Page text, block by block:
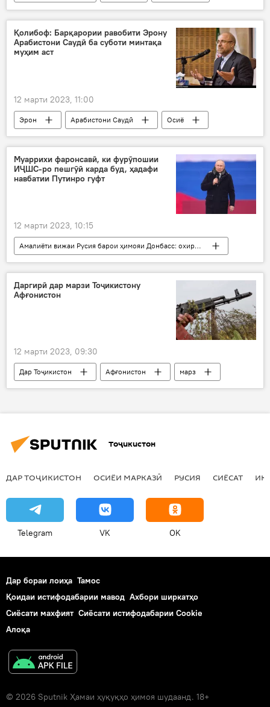
равобит
Сайёҳӣ
гардишгарӣ
сафир
Қолибоф: Барқарории равобити Эрону
Арабистони Саудӣ ба суботи минтақа
муҳим аст
12 марти 2023, 11:00
Эрон Арабистони Саудӣ
Осиё
Ховари Миёна
равобит
барқарор кардан
Сиёсат
Муаррихи фаронсавӣ, ки фурӯпошии
ИҶШС-ро пешгӯӣ карда буд, ҳадафи
навбатии Путинро гуфт
12 марти 2023, 10:15
Амалиёти вижаи Русия барои ҳимояи Донбасс: охирин хабарҳо
Дар ҷаҳон
Украина
Дар Русия
Амният ва мудофиа
Амрико
Даргирӣ дар марзи Тоҷикистону
Афғонистон
12 марти 2023, 09:30
Дар Тоҷикистон Афғонистон
марз
маводи мухаддир
даргирӣ КДАМ
Тоҷикистон
ДАР ТОҶИКИСТОН ОСИЁИ МАРКАЗӢ РУСИЯ СИЁСАТ
Telegram VK OK
Дар бораи лоиҳа Тамос
Қоидаи истифодабарии мавод Ахбори ширкатҳо
Сиёсати махфият Сиёсати истифодабарии Cookie
Алоқа
© 2026 Sputnik Ҳамаи ҳуқуқҳо ҳимоя шудаанд. 18+